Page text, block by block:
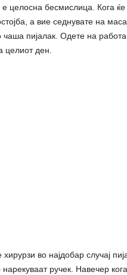
е целосна бесмислица. Кога
а вие седнувате на
чаша пијалак. Одете на
целиот ден.
во најдобар случај
ручек. Навечер